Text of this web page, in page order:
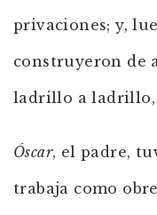
privaciones; y,
construyeron de
ladrillo a ladrillo,
Óscar, el padre,
trabaja como